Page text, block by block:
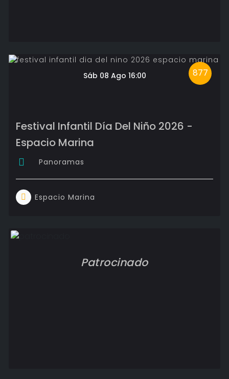
877
Sáb 08 Ago 16:00
Festival Infantil Día Del Niño 2026 -
Espacio Marina
Panoramas
Espacio Marina
Patrocinado